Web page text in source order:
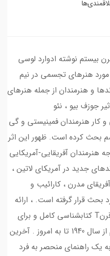
نوشته ادوارد لوسی
هنرهای تجسمی در نیم
و هنرمندان از جمله هنرهای
جوزف بیو ، نئو
و کار هنرمندان فمینیستی و گی
بحث کرده است. ظهور این اثر
هنرمندان آفریقایی-آمریکایی
جدید در آمریکای لاتین ،
مدرن ، کارائیب و
قرار گرفته است. ، ارائه
پانورامای جهانی از هنر در پایان قرنT کتابشناسی کامل و برای
اولین بار شرح مختصر وقایع مهم از سال 1940 تا به امروز . آخرین
یک راهنمای منحصر به فرد